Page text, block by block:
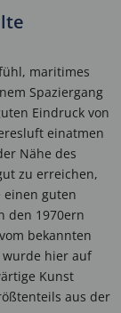
maritimes
Spaziergang
Eindruck von
einatmen
Nähe des
zu erreichen,
einen guten
den 1970ern
bekannten
wurde hier auf
Kunst
aus der